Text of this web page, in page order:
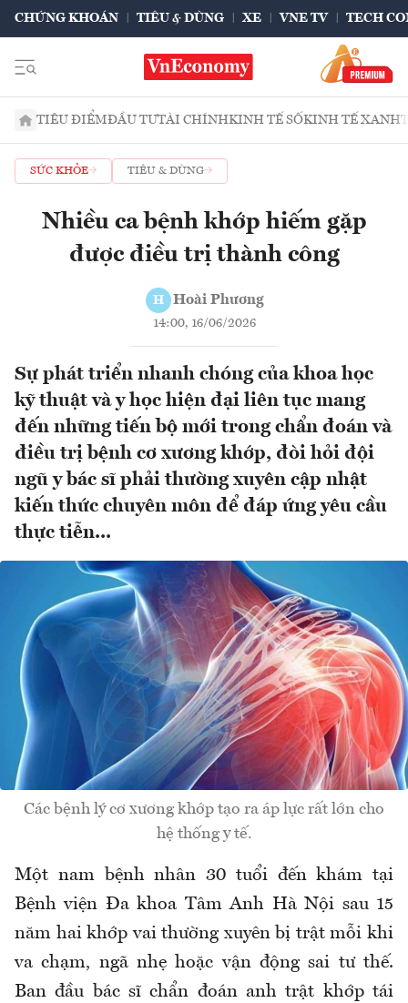
CHỨNG KHOÁN TIÊU & DÙNG XE VNE TV TECH
TIÊU ĐIỂMĐẦU TƯTÀI CHÍNHKINH TẾ SỐKINH TẾ XANH
SỨC KHỎE TIÊU & DÙNG
Nhiều ca bệnh khớp hiếm gặp
được điều trị thành công
H Hoài Phương
14:00, 16/06/2026
Sự phát triển nhanh chóng của khoa học
kỹ thuật và y học hiện đại liên tục mang
đến những tiến bộ mới trong chẩn đoán và
điều trị bệnh cơ xương khớp, đòi hỏi đội
ngũ y bác sĩ phải thường xuyên cập nhật
kiến thức chuyên môn để đáp ứng yêu cầu
thực tiễn...
Các bệnh lý cơ xương khớp tạo ra áp lực rất lớn cho
hệ thống y tế.
Một nam bệnh nhân 30 tuổi đến khám tại
Bệnh viện Đa khoa Tâm Anh Hà Nội sau 15
năm hai khớp vai thường xuyên bị trật mỗi khi
va chạm, ngã nhẹ hoặc vận động sai tư thế.
Ban đầu bác sĩ chẩn đoán anh trật khớp tái